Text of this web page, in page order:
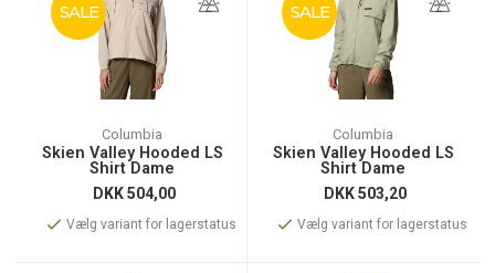
SALE
Columbia
Skien Valley Hooded LS
Shirt Dame
DKK504,00
Vælg variant for lagerstatus
SALE
Columbia
Skien Valley Hooded LS
Shirt Dame
DKK503,20
Vælg variant for lagerstatus